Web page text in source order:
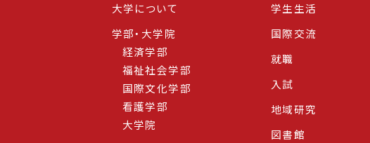
大学について
学部・大学院
経済学部
福祉社会学部
国際文化学部
看護学部
大学院
学生生活
国際交流
就職
入試
地域研究
図書館